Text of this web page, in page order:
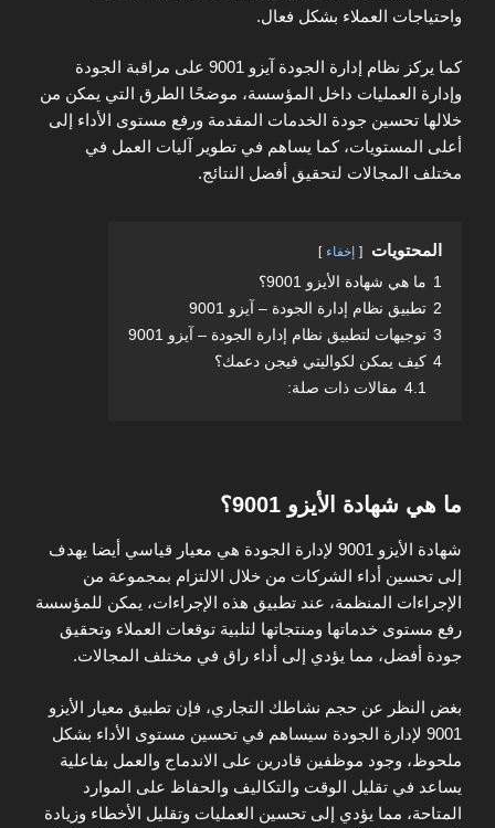
واحتياجات العملاء بشكل فعال.
كما يركز نظام إدارة الجودة آيزو 9001 على مراقبة الجودة
وإدارة العمليات داخل المؤسسة، موضحًا الطرق التي يمكن من
خلالها تحسين جودة الخدمات المقدمة ورفع مستوى الأداء إلى
أعلى المستويات، كما يساهم في تطوير آليات العمل في
مختلف المجالات لتحقيق أفضل النتائج.
المحتويات إخفاء
1 ما هي شهادة الأيزو 9001؟
2 تطبيق نظام إدارة الجودة – آيزو 9001
3 توجيهات لتطبيق نظام إدارة الجودة – آيزو 9001
4 كيف يمكن لكواليتي فيجن دعمك؟
4.1 مقالات ذات صلة:
ما هي شهادة الأيزو 9001؟
شهادة الأيزو 9001 لإدارة الجودة هي معيار قياسي أيضا يهدف
إلى تحسين أداء الشركات من خلال الالتزام بمجموعة من
الإجراءات المنظمة، عند تطبيق هذه الإجراءات، يمكن للمؤسسة
رفع مستوى خدماتها ومنتجاتها لتلبية توقعات العملاء وتحقيق
جودة أفضل، مما يؤدي إلى أداء راق في مختلف المجالات.
بغض النظر عن حجم نشاطك التجاري، فإن تطبيق معيار الأيزو
9001 لإدارة الجودة سيساهم في تحسين مستوى الأداء بشكل
ملحوظ، وجود موظفين قادرين على الاندماج والعمل بفاعلية
يساعد في تقليل الوقت والتكاليف والحفاظ على الموارد
المتاحة، مما يؤدي إلى تحسين العمليات وتقليل الأخطاء وزيادة